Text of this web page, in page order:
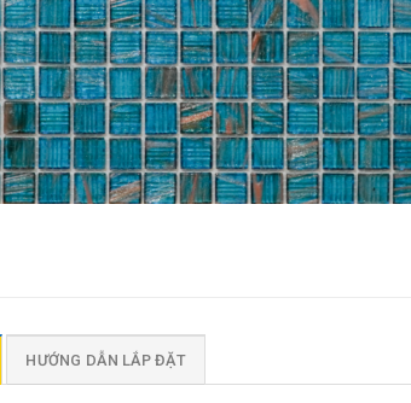
HƯỚNG DẪN LẮP ĐẶT